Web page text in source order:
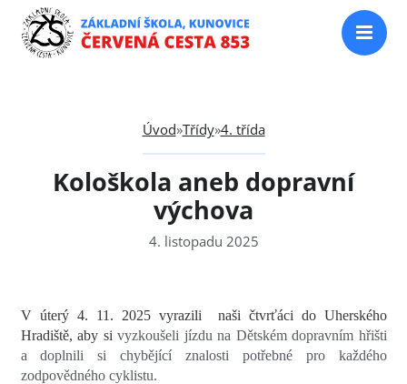
Úvod»Třídy»4. třída
Kološkola aneb dopravní
výchova
4. listopadu 2025
V úterý 4. 11. 2025 vyrazili naši čtvrťáci do Uherského
Hradiště, aby si vyzkoušeli jízdu na Dětském dopravním hřišti
a doplnili si chybějící znalosti potřebné pro každého
zodpovědného cyklistu.